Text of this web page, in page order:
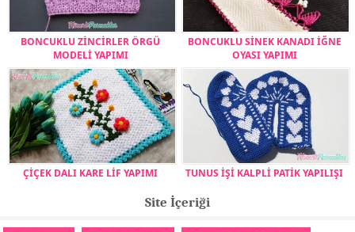
BONCUKLU ZİNCİRLER ÖRGÜ
MODELİ YAPIMI
BONCUKLU SİNEK KANADI İĞNE
OYASI YAPIMI
ÇİÇEK DALI KARE LİF YAPIMI TUNUS İŞİ KALPLİ PATİK YAPILIŞI
Site İçeriği